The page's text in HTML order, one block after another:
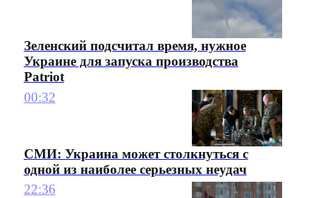
Зеленский подсчитал время, нужное
Украине для запуска производства
Patriot
00:32
СМИ: Украина может столкнуться с
одной из наиболее серьезных неудач
22:36